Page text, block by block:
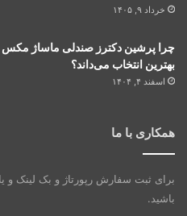
خرداد ۹, ۱۴۰۵
چرا پرشین دکترز صندلی ماساژ مکس
بهترین انتخاب می‌داند؟
اسفند ۴, ۱۴۰۴
همکاری با ما
برای ثبت سفارش رپورتاژ و بک لینک و
باشید.